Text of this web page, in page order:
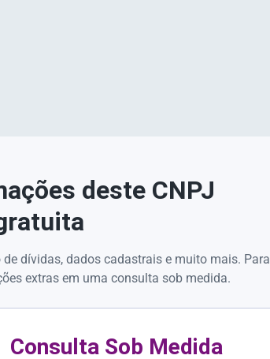
deste CNPJ
dívidas, dados cadastrais e muito mais. Para
extras em uma consulta sob medida.
Consulta Sob Medida